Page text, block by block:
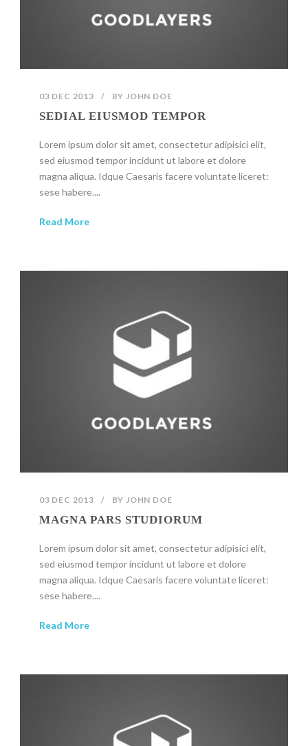
03 DEC 2013 / BYJOHN DOE
SEDIAL EIUSMOD TEMPOR
Lorem ipsum dolor sit amet, consectetur adipisici elit,
sed eiusmod tempor incidunt ut labore et dolore
magna aliqua. Idque Caesaris facere voluntate liceret:
sese habere....
Read More
03 DEC 2013 / BY JOHN DOE
MAGNA PARS STUDIORUM
Lorem ipsum dolor sit amet, consectetur adipisici elit,
sed eiusmod tempor incidunt ut labore et dolore
magna aliqua. Idque Caesaris facere voluntate liceret:
sese habere....
Read More